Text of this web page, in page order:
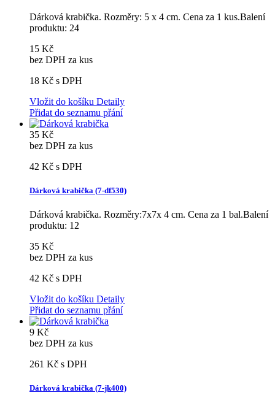
Dárková krabička. Rozměry: 5 x 4 cm. Cena za 1 kus.Balení
produktu: 24
15 Kč
bez DPH za kus
18 Kč s DPH
Vložit do košíku Detaily
Přidat do seznamu přání
35 Kč
bez DPH za kus
42 Kč s DPH
Dárková krabička (7-df530)
Dárková krabička. Rozměry:7x7x 4 cm. Cena za 1 bal.Balení
produktu: 12
35 Kč
bez DPH za kus
42 Kč s DPH
Vložit do košíku Detaily
Přidat do seznamu přání
9 Kč
bez DPH za kus
261 Kč s DPH
Dárková krabička (7-jk400)